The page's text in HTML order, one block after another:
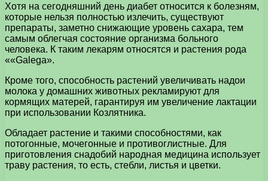
Хотя на сегодняшний день диабет относится к болезням,
которые нельзя полностью излечить, существуют
препараты, заметно снижающие уровень сахара, тем
самым облегчая состояние организма больного
человека. К таким лекарям относятся и растения рода
««Galega».
Кроме того, способность растений увеличивать надои
молока у домашних животных рекламируют для
кормящих матерей, гарантируя им увеличение лактации
при использовании Козлятника.
Обладает растение и такими способностями, как
потогонные, мочегонные и противоглистные. Для
приготовления снадобий народная медицина использует
траву растения, то есть, стебли, листья и цветки.